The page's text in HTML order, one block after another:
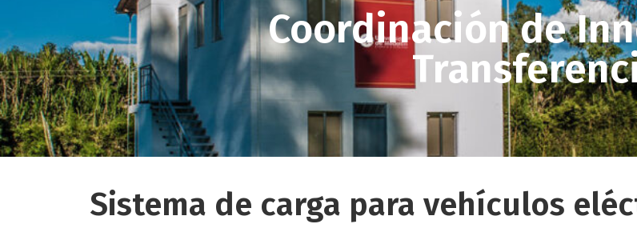
Coordinación de
Sistema de carga para vehículos